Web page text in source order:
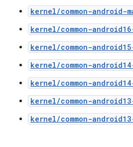
kernel/common-android-
kernel/common-
kernel/common-
kernel/common-
kernel/common-
kernel/common-
kernel/common-